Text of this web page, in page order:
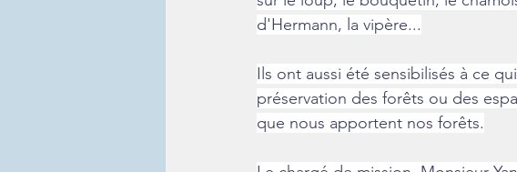
d'Hermann, la vipère...
Ils ont aussi été sensibilisés à ce
préservation des forêts ou des
que nous apportent nos forêts.